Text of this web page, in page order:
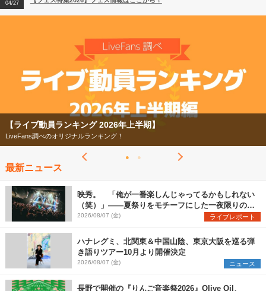
04/27
2026
【フェス特集2026】
今年もフェスの季節がやってきた！
最新ニュース
映秀。 「俺が一番楽しんじゃってるかもしれない
（笑）」――夏祭りをモチーフにした一夜限りのス
ペシャルライブ『色祭』レポート
2026/08/07 (金) ライブレポート
ハナレグミ、北関東＆中国山陰、東京大阪を巡る弾
き語りツアー10月より開催決定
2026/08/07 (金) ニュース
長野で開催の『りんご音楽祭2026』Olive Oil、